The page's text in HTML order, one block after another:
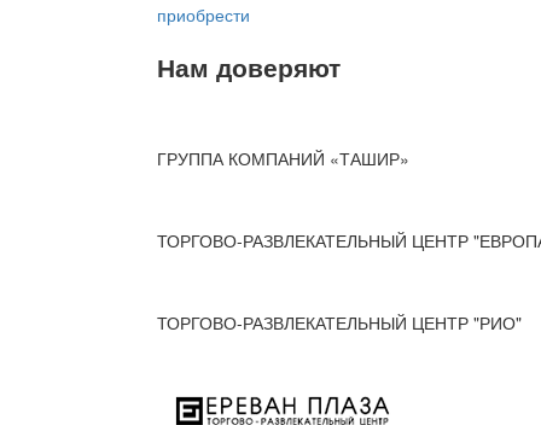
приобрести
Нам доверяют
ГРУППА КОМПАНИЙ «ТАШИР»
ТОРГОВО-РАЗВЛЕКАТЕЛЬНЫЙ ЦЕНТР
ТОРГОВО-РАЗВЛЕКАТЕЛЬНЫЙ ЦЕНТР "РИО"